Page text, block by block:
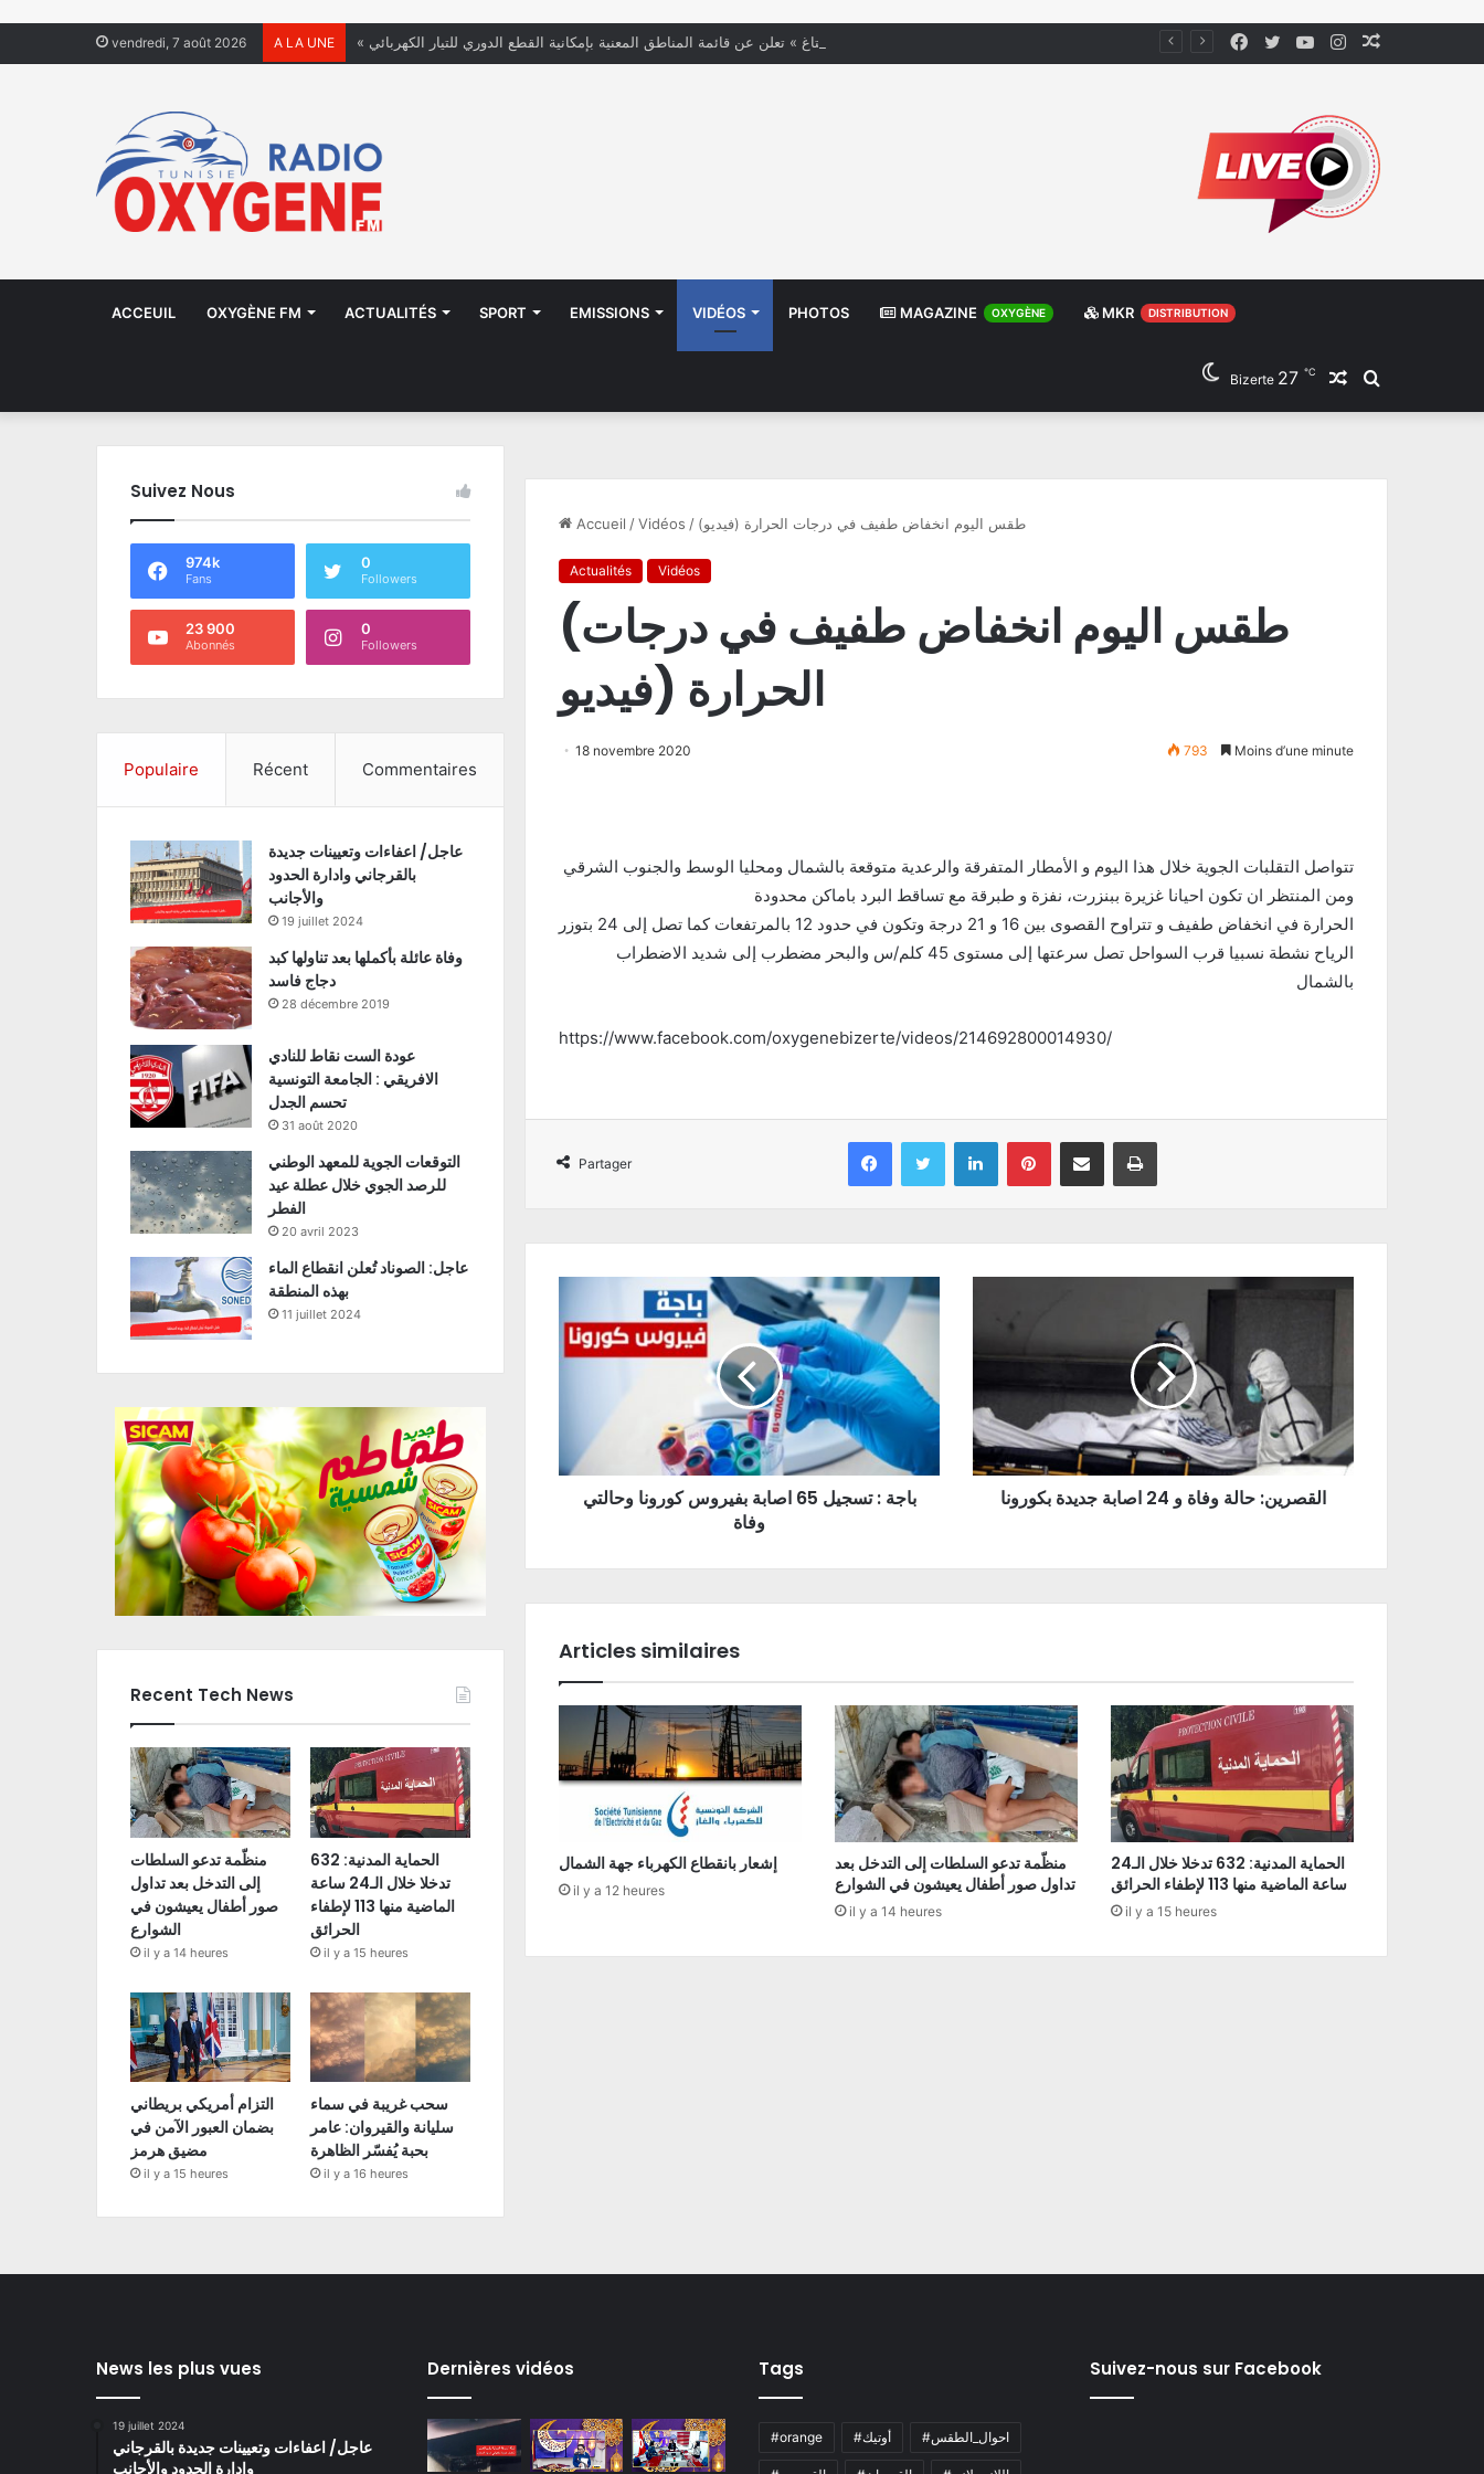
vendredi, 7 août 2026 A LA UNE « الستاغ » تعلن عن قائمة المناطق المعنية بإمكانية القطع الدوري للتيار الكهربائي Instagram
YouTube
Twitter
Facebook
ACCEUIL OXYGÈNE FM ACTUALITÉS SPORT EMISSIONS VIDÉOS PHOTOS MAGAZINE OXYGÈNE MKR DISTRIBUTION
Rechercher
Article
Bizerte 27 ℃
Accueil /Vidéos / (طقس اليوم انخفاض طفيف في درجات الحرارة (فيديو
Actualités Vidéos
(طقس اليوم انخفاض طفيف في درجات
الحرارة (فيديو
18 novembre 2020 793 Moins d’une minute
تتواصل التقلبات الجوية خلال هذا اليوم و الأمطار المتفرقة والرعدية متوقعة بالشمال ومحليا الوسط والجنوب الشرقي
ومن المنتظر ان تكون احيانا غزيرة ببنزرت، نفزة و طبرقة مع تساقط البرد باماكن محدودة
الحرارة في انخفاض طفيف و تتراوح القصوى بين 16 و 21 درجة وتكون في حدود 12 بالمرتفعات كما تصل إلى 24 بتوزر
الرياح نشطة نسبيا قرب السواحل تصل سرعتها إلى مستوى 45 كلم/س والبحر مضطرب إلى شديد الاضطراب
بالشمال
https://www.facebook.com/oxygenebizerte/videos/214692800014930/
Partager
Facebook Twitter Linkedin Pinterest Partager par email Imprimer
باجة : تسجيل 65 اصابة بفيروس كورونا وحالتي
وفاة
القصرين: حالة وفاة و 24 اصابة جديدة بكورونا
Articles similaires
إشعار بانقطاع الكهرباء جهة الشمال
il y a 12 heures
منظّمة تدعو السلطات إلى التدخل بعد
تداول صور أطفال يعيشون في الشوارع
il y a 14 heures
الحماية المدنية: 632 تدخلا خلال الـ24
ساعة الماضية منها 113 لإطفاء الحرائق
il y a 15 heures
Suivez Nous
974k
Fans
0
Followers
23 900
Abonnés
0
Followers
Populaire Récent Commentaires
عاجل/ اعفاءات وتعيينات جديدة
بالقرجاني وادارة الحدود
والأجانب
19 juillet 2024
وفاة عائلة بأكملها بعد تناولها كبد
دجاج فاسد
28 décembre 2019
عودة الست نقاط للنادي
الافريقي : الجامعة التونسية
تحسم الجدل
31 août 2020
التوقعات الجوية للمعهد الوطني
للرصد الجوي خلال عطلة عيد
الفطر
20 avril 2023
عاجل: الصوناد تُعلن انقطاع الماء
بهذه المنطقة
11 juillet 2024
Recent Tech News
منظّمة تدعو السلطات
إلى التدخل بعد تداول
صور أطفال يعيشون في
الشوارع
il y a 14 heures
الحماية المدنية: 632
تدخلا خلال الـ24 ساعة
الماضية منها 113 لإطفاء
الحرائق
il y a 15 heures
التزام أمريكي بريطاني
بضمان العبور الآمن في
مضيق هرمز
il y a 15 heures
سحب غريبة في سماء
سليانة والقيروان: عامر
بحبة يُفسّر الظاهرة
il y a 16 heures
News les plus vues
19 juillet 2024
عاجل/ اعفاءات وتعيينات جديدة بالقرجاني
وادارة الحدود والأجانب
Dernières vidéos Tags
#orange #أوتيك #احوال_الطقس
Suivez-nous sur Facebook